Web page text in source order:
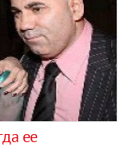
ее